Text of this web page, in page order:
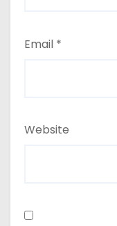
Email *
Website